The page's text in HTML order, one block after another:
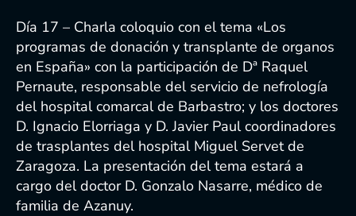
Día 17 – Charla coloquio con el tema «Los
programas de donación y transplante de organos
en España» con la participación de Dª Raquel
Pernaute, responsable del servicio de nefrología
del hospital comarcal de Barbastro; y los doctores
D. Ignacio Elorriaga y D. Javier Paul coordinadores
de trasplantes del hospital Miguel Servet de
Zaragoza. La presentación del tema estará a
cargo del doctor D. Gonzalo Nasarre, médico de
familia de Azanuy.